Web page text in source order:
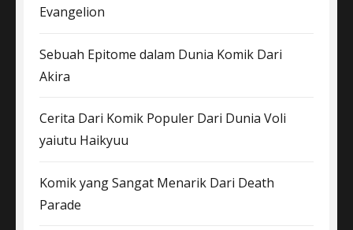
Evangelion
Sebuah Epitome dalam Dunia Komik Dari
Akira
Cerita Dari Komik Populer Dari Dunia Voli
yaiutu Haikyuu
Komik yang Sangat Menarik Dari Death
Parade